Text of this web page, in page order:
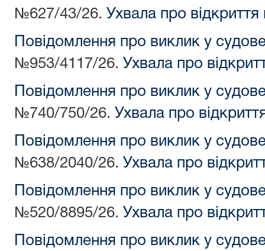
№627/43/26. Ухвала про
Повідомлення про виклик у
№953/4117/26. Ухвала про
Повідомлення про виклик у
№740/750/26. Ухвала про
Повідомлення про виклик у
№638/2040/26. Ухвала про
Повідомлення про виклик у
№520/8895/26. Ухвала про
Повідомлення про виклик у